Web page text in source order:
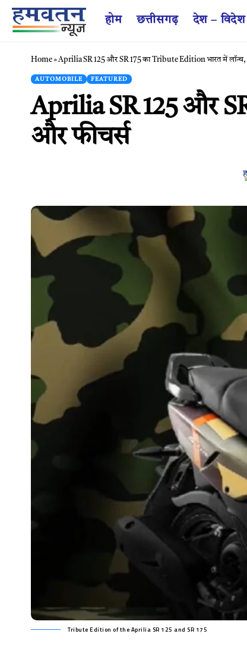
होम छत्तीसगढ़ देश – विदेश
Home» Aprilia SR 125 और SR 175 का Tribute Edition भारत में
AUTOMOBILE FEATURED
Aprilia SR 125 और
और फीचर्स
Tribute Edition of the Aprilia SR 125 and SR 175